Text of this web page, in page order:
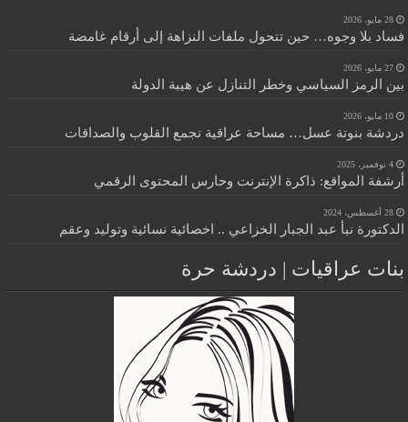
28 مايو، 2026
فساد بلا وجوه… حين تتحول ملفات النزاهة إلى أرقام غامضة
27 مايو، 2026
بين الرمز السياسي وخطر التنازل عن هيبة الدولة
10 مايو، 2026
دردشة بنوتة عسل… مساحة عراقية تجمع القلوب والصداقات
4 نوفمبر، 2025
أرشفة المواقع: ذاكرة الإنترنت وحارس المحتوى الرقمي
28 أغسطس، 2024
الدكتورة نبأ عبد الجبار الخزاعي .. اخصائية نسائية وتوليد وعقم
بنات عراقيات | دردشة حرة